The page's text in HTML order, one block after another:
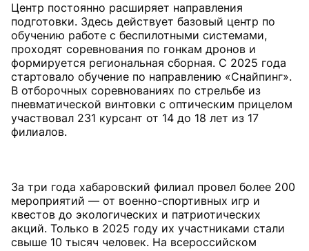
Центр постоянно расширяет направления
подготовки. Здесь действует базовый центр по
обучению работе с беспилотными системами,
проходят соревнования по гонкам дронов и
формируется региональная сборная. С 2025 года
стартовало обучение по направлению «Снайпинг».
В отборочных соревнованиях по стрельбе из
пневматической винтовки с оптическим прицелом
участвовал 231 курсант от 14 до 18 лет из 17
филиалов.
За три года хабаровский филиал провел более 200
мероприятий — от военно-спортивных игр и
квестов до экологических и патриотических
акций. Только в 2025 году их участниками стали
свыше 10 тысяч человек. На всероссийском